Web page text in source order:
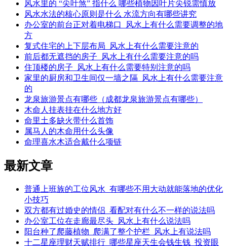
风水里的 “尖叶煞” 指什么 哪些植物因叶片尖锐需慎放
风水水法的核心原则是什么 水流方向有哪些讲究
办公室的前台正对着电梯口_风水上有什么需要调整的地
方
复式住宅的上下层布局_风水上有什么需要注意的
前后都无遮挡的房子_风水上有什么需要注意的吗
住顶楼的房子_风水上有什么需要特别注意的吗
家里的厨房和卫生间仅一墙之隔_风水上有什么需要注意
的
龙泉旅游景点有哪些（成都龙泉旅游景点有哪些）
木命人挂表挂在什么地方好
命里土多缺火带什么首饰
属马人的木命用什么头像
命理喜水木适合戴什么项链
最新文章
普通上班族的工位风水_有哪些不用大动就能落地的优化
小技巧
双方都有过婚史的情侣_看配对有什么不一样的说法吗
办公室工位在走廊最尽头_风水上有什么说法吗
阳台种了爬藤植物_爬满了整个护栏_风水上有说法吗
十二星座理财天赋排行_哪些星座天生会钱生钱_投资眼